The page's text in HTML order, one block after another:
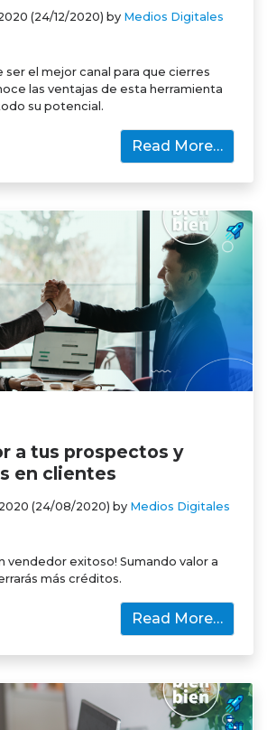
(24/12/2020) by Medios Digitales
el mejor canal para que cierres
las ventajas de esta herramienta
su potencial.
Read More…
a tus prospectos y
en clientes
(24/08/2020) by Medios Digitales
vendedor exitoso! Sumando valor a
más créditos.
Read More…